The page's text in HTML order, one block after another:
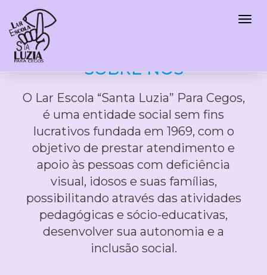
SOBRE NÓS
O Lar Escola “Santa Luzia” Para Cegos,
é uma entidade social sem fins
lucrativos fundada em 1969, com o
objetivo de prestar atendimento e
apoio às pessoas com deficiência
visual, idosos e suas famílias,
possibilitando através das atividades
pedagógicas e sócio-educativas,
desenvolver sua autonomia e a
inclusão social.